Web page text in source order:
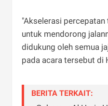
"Akselerasi
untuk mendorong
didukung oleh semua
pada acara tersebut di
BERITA TERKAIT: